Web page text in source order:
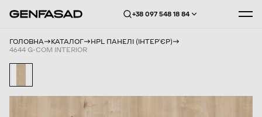
+38 097 548 18 84
ГОЛОВНА КАТАЛОГ
HPL ПАНЕЛІ (ІНТЕРʼЄР)
4644 G-COM INTERIOR